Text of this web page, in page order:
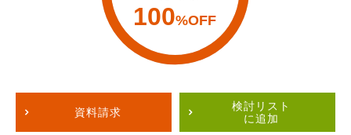
100%OFF
資料請求
検討リスト
に追加